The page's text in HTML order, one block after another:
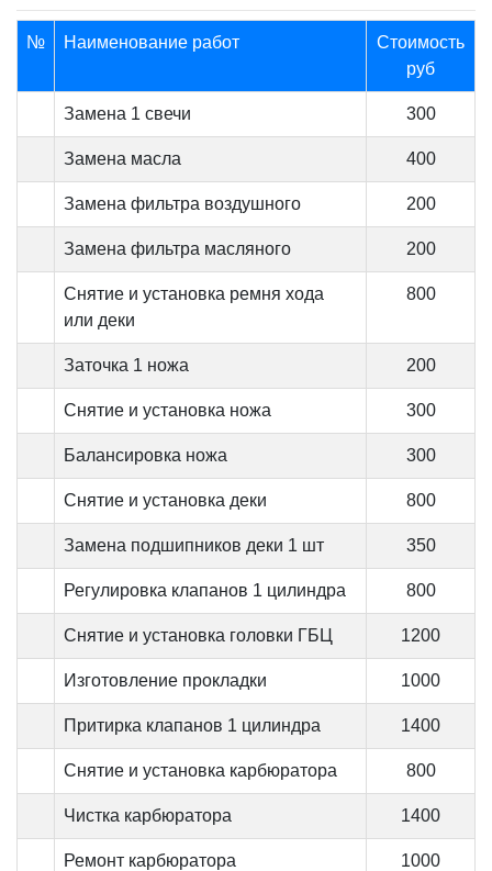
№ Наименование работ
Стоимость
руб
Замена 1 свечи 300
Замена масла 400
Замена фильтра воздушного 200
Замена фильтра масляного 200
Снятие и установка ремня хода
или деки
800
Заточка 1 ножа 200
Снятие и установка ножа 300
Балансировка ножа 300
Снятие и установка деки 800
Замена подшипников деки 1 шт 350
Регулировка клапанов 1 цилиндра 800
Снятие и установка головки ГБЦ 1200
Изготовление прокладки 1000
Притирка клапанов 1 цилиндра 1400
Снятие и установка карбюратора 800
Чистка карбюратора 1400
Ремонт карбюратора 1000